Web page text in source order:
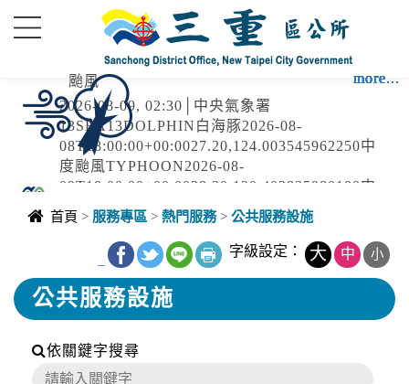
颱風
2026-08-09, 02:30│中央氣象署
13SEA13DOLPHIN白海豚2026-08-
08T18:00:00+00:0027.20,124.003545962250中
度颱風TYPHOON2026-08-
09T18:00:00+00:0028.30,120.402835980180中
度颱風 白海豚（國際...
more...
第13號颱風及其外圍環流影響，8日晚上至9日晚
上基隆市、臺北市、新北市、桃園市、新竹市、
新竹縣、苗栗縣、臺中市、南投縣、彰化縣、屏
東縣、宜蘭縣、臺東縣(含蘭嶼、綠島)、澎湖
以上發生的機率(黃色燈號)，請注意。
more...
2026-08-08, 21:00│交通部公路局
新北市 八里區 台61線 0K+0~2K+0。受損狀況/
more...
more...
more...
more...
more...
more...
more...
more...
more...
more...
首頁 > 服務專區 > 熱門服務> 公共服務設施
字級設定： 大 中 小
公共服務設施
依關鍵字搜尋